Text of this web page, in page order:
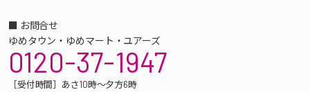
■ お問合せ
ゆめタウン・ゆめマート・ユアーズ
0120-37-1947
［受付時間］あさ10時～夕方6時